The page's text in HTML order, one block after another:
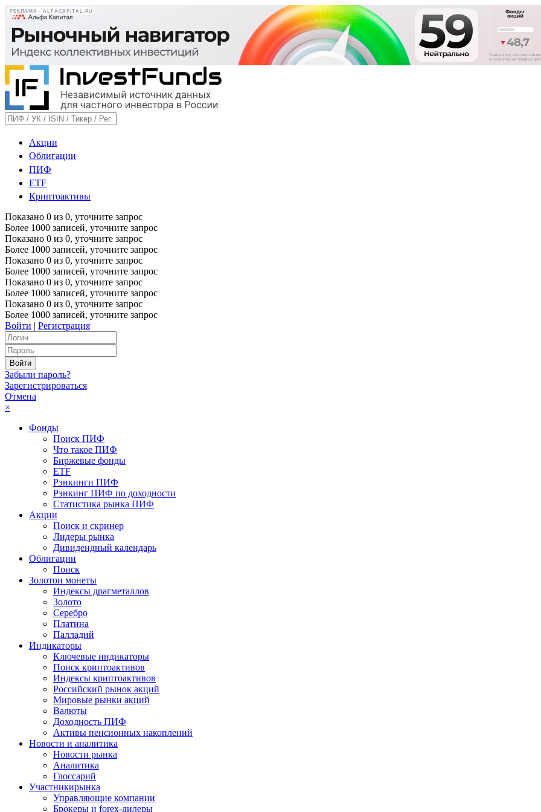
РЕКЛАМА • ALFACAPITAL.RU
Акции
Облигации
ПИФ
ETF
Криптоактивы
Показано 0 из 0, уточните запрос
Более 1000 записей, уточните запрос
Показано 0 из 0, уточните запрос
Более 1000 записей, уточните запрос
Показано 0 из 0, уточните запрос
Более 1000 записей, уточните запрос
Показано 0 из 0, уточните запрос
Более 1000 записей, уточните запрос
Показано 0 из 0, уточните запрос
Более 1000 записей, уточните запрос
Войти | Регистрация
Забыли пароль?
Зарегистрироваться
Отмена
×
Фонды
Поиск ПИФ
Что такое ПИФ
Биржевые фонды
ETF
Рэнкинги ПИФ
Рэнкинг ПИФ по доходности
Статистика рынка ПИФ
Акции
Поиск и скринер
Лидеры рынка
Дивидендный календарь
Облигации
Поиск
Золотои монеты
Индексы драгметаллов
Золото
Серебро
Платина
Палладий
Индикаторы
Ключевые индикаторы
Поиск криптоактивов
Индексы криптоактивов
Российский рынок акций
Мировые рынки акций
Валюты
Доходность ПИФ
Активы пенсионных накоплений
Новости и аналитика
Новости рынка
Аналитика
Глоссарий
Участникирынка
Управляющие компании
Брокеры и forex-дилеры